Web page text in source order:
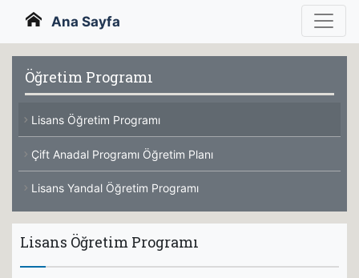
Ana Sayfa
Öğretim Programı
Lisans Öğretim Programı
Çift Anadal Programı Öğretim Planı
Lisans Yandal Öğretim Programı
Lisans Öğretim Programı